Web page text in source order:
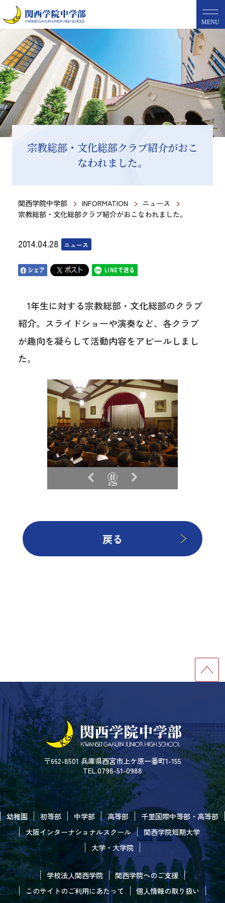
MENU
宗教総部・文化総部クラブ紹介がおこ
なわれました。
関西学院中学部 INFORMATION
ニュース
宗教総部・文化総部クラブ紹介がおこなわれました。
2014.04.28 ニュース
1年生に対する宗教総部・文化総部のクラブ
紹介。スライドショーや演奏など、各クラブ
が趣向を凝らして活動内容をアピールしまし
た。
1/29
戻る
〒662-8501 兵庫県西宮市上ケ原一番町1-155
TEL.0798-51-0988
幼稚園 初等部 中学部 高等部
千里国際中等部・高等部
大阪インターナショナルスクール
関西学院短期大学
大学・大学院
学校法人関西学院
関西学院へのご支援
このサイトのご利用にあたって
個人情報の取り扱い